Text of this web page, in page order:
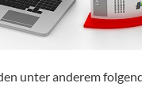
unter anderem